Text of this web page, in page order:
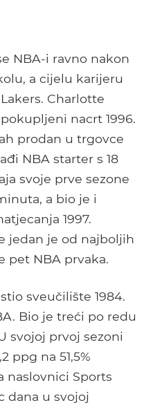
NBA-i ravno nakon
a cijelu karijeru
Charlotte
nacrt 1996.
prodan u trgovce
NBA starter s 18
svoje prve sezone
a bio je i
1997.
jedan je od najboljih
pet NBA prvaka.
sveučilište 1984.
Bio je treći po redu
svojoj prvoj sezoni
ppg na 51,5%
naslovnici Sports
dana u svojoj